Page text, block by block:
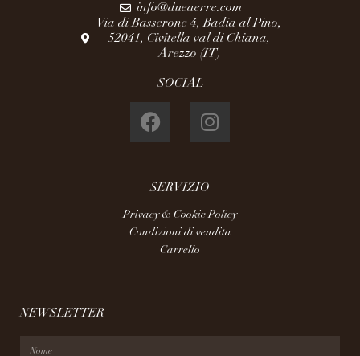
info@dueaerre.com
Via di Basserone 4, Badia al Pino,
52041, Civitella val di Chiana,
Arezzo (IT)
SOCIAL
SERVIZIO
Privacy & Cookie Policy
Condizioni di vendita
Carrello
NEWSLETTER